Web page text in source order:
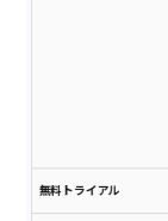
無料トライアル